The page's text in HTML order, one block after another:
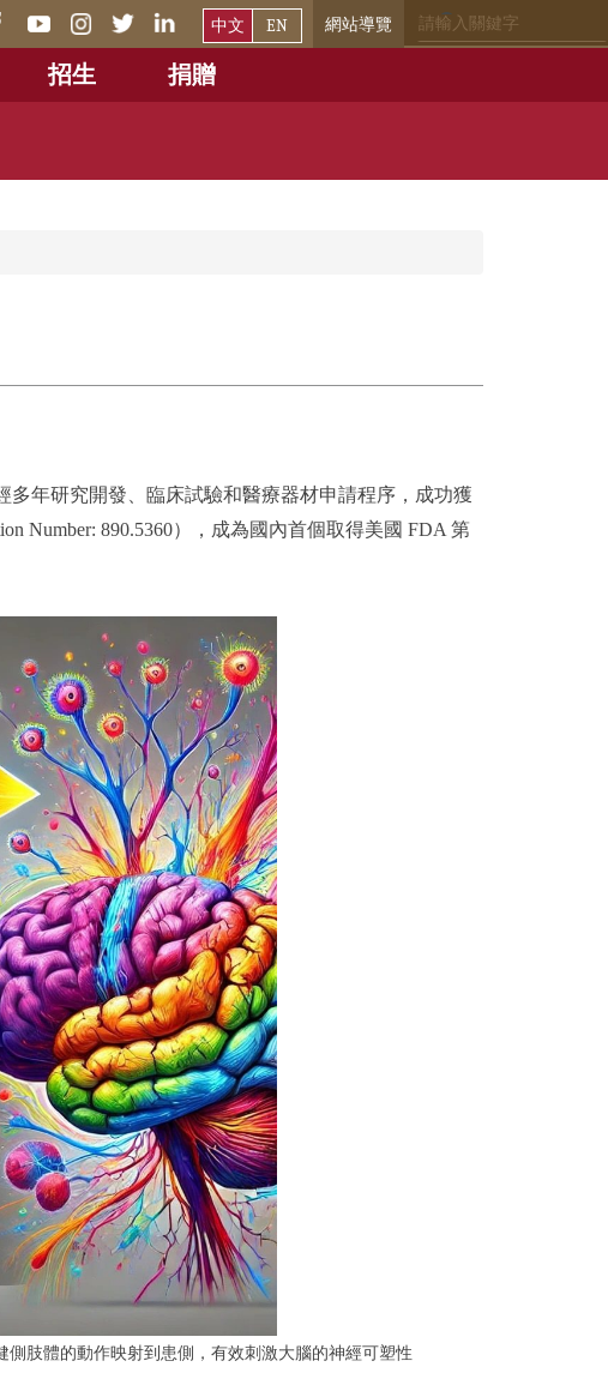
網站導覽
招生 捐贈
中文 EN
多年研究開發、臨床試驗和醫療器材申請程序，成功獲
Number: 890.5360），成為國內首個取得美國 FDA 第
肢體的動作映射到患側，有效刺激大腦的神經可塑性